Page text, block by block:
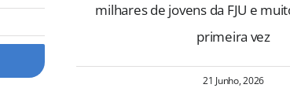
milhares de jovens da FJU e
primeira vez
21 Junho, 2026